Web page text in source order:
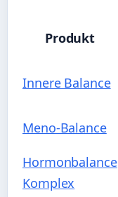
Produkt
Innere Balance
Meno-Balance
Hormonbalance
Komplex